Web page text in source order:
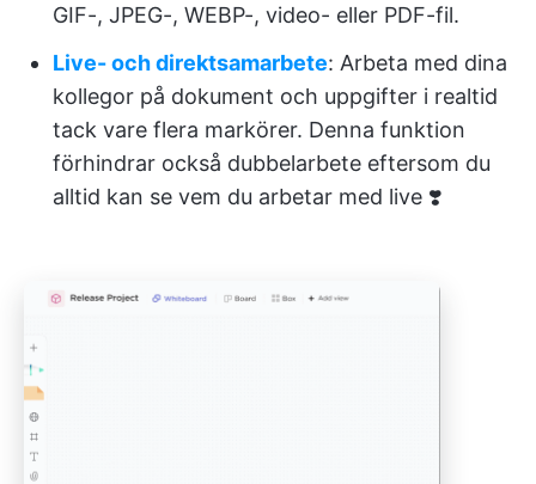
GIF-, JPEG-, WEBP-, video- eller PDF-fil.
Live- och direktsamarbete: Arbeta med dina
kollegor på dokument och uppgifter i realtid
tack vare flera markörer. Denna funktion
förhindrar också dubbelarbete eftersom du
alltid kan se vem du arbetar med live ❣️